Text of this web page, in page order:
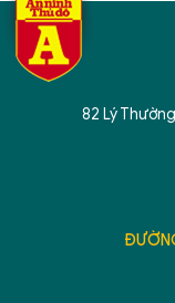
82 Lý